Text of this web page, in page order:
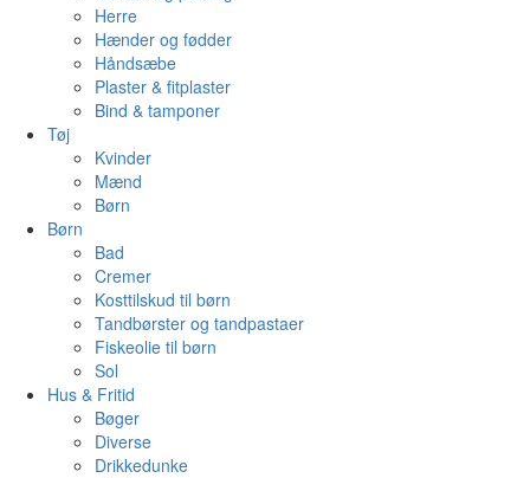
Herre
Hænder og fødder
Håndsæbe
Plaster & fitplaster
Bind & tamponer
Tøj
Kvinder
Mænd
Børn
Børn
Bad
Cremer
Kosttilskud til børn
Tandbørster og tandpastaer
Fiskeolie til børn
Sol
Hus & Fritid
Bøger
Diverse
Drikkedunke